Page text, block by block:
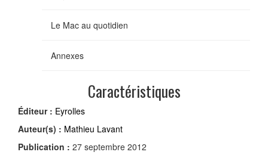
Le Mac au quotidien
Annexes
Caractéristiques
Éditeur : Eyrolles
Auteur(s) : Mathieu Lavant
Publication : 27 septembre 2012